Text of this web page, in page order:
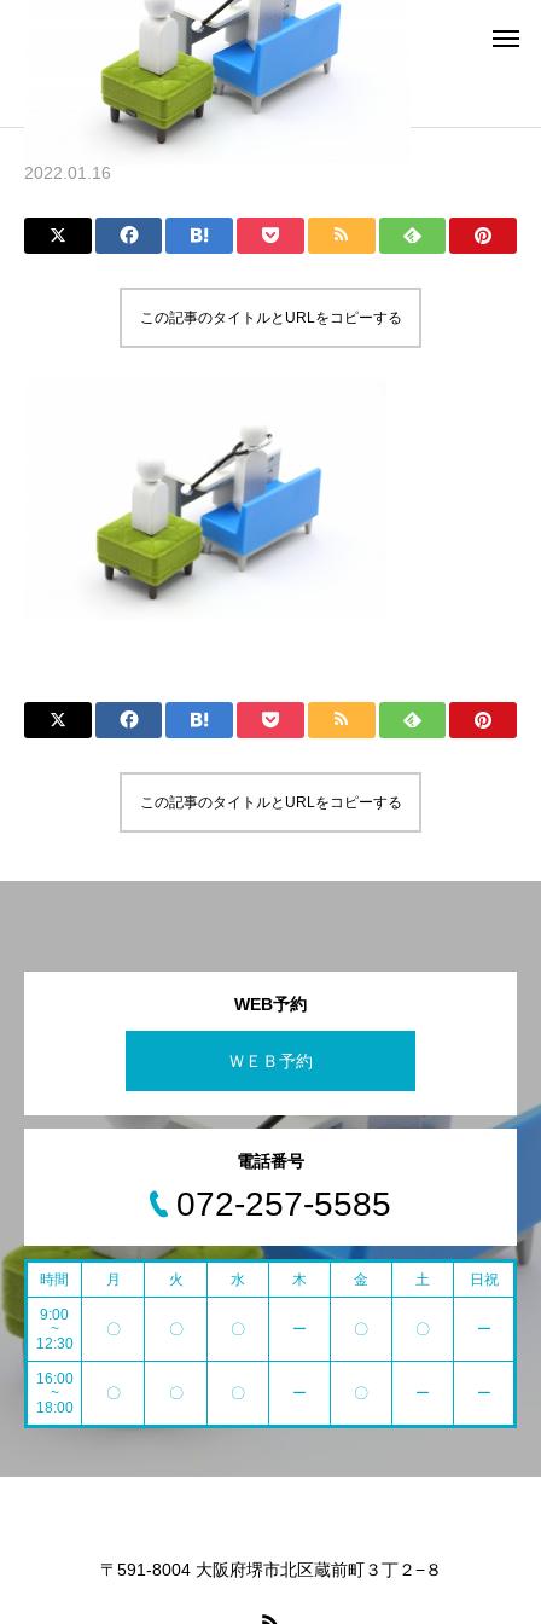
ブログ 23162390_s
23162390_s
2022.01.16
この記事のタイトルとURLをコピーする
この記事のタイトルとURLをコピーする
WEB予約
ＷＥＢ予約
電話番号
072-257-5585
時間 月 火 水 木 金 土 日祝
9:00
~
12:30
〇 〇 〇 ー 〇 〇 ー
16:00
~
18:00
〇 〇 〇 ー 〇 ー ー
〒591-8004 大阪府堺市北区蔵前町３丁２−８